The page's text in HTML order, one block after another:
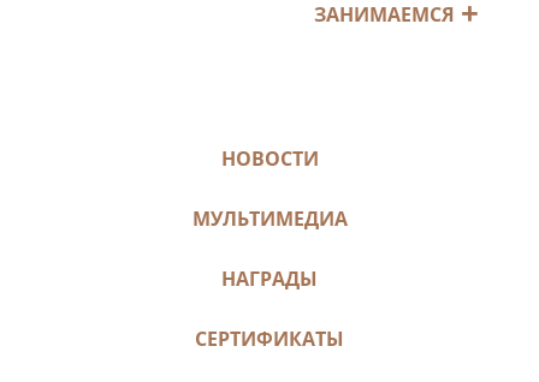
ЗАНИМАЕМСЯ
НОВОСТИ
МУЛЬТИМЕДИА
НАГРАДЫ
СЕРТИФИКАТЫ